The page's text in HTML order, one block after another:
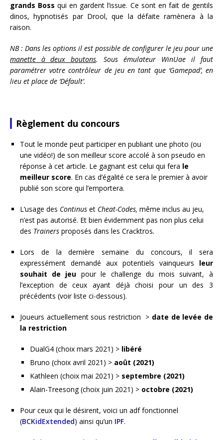
grands Boss qui en gardent l’issue. Ce sont en fait de gentils
dinos, hypnotisés par Drool, que la défaite ramènera à la
raison.
NB : Dans les options il est possible de configurer le jeu pour une
manette à deux boutons. Sous émulateur WinUae il faut
paramétrer votre contrôleur de jeu en tant que ‘Gamepad’, en
lieu et place de ‘Défault’.
Règlement du concours
Tout le monde peut participer en publiant une photo (ou
une vidéo!) de son meilleur score accolé à son pseudo en
réponse à cet article. Le gagnant est celui qui fera le
meilleur score. En cas d’égalité ce sera le premier à avoir
publié son score qui l’emportera.
L’usage des Continus et Cheat-Codes, même inclus au jeu,
n’est pas autorisé. Et bien évidemment pas non plus celui
des Trainers proposés dans les Cracktros.
Lors de la dernière semaine du concours, il sera
expressément demandé aux potentiels vainqueurs leur
souhait de jeu pour le challenge du mois suivant, à
l’exception de ceux ayant déjà choisi pour un des 3
précédents (voir liste ci-dessous).
Joueurs actuellement sous restriction > date de levée de
la restriction
DualG4 (choix mars 2021) > libéré
Bruno (choix avril 2021) > août (2021)
Kathleen (choix mai 2021) > septembre (2021)
Alain-Treesong (choix juin 2021) > octobre (2021)
Pour ceux qui le désirent, voici un adf fonctionnel
(BCKidExtended) ainsi qu’un IPF.